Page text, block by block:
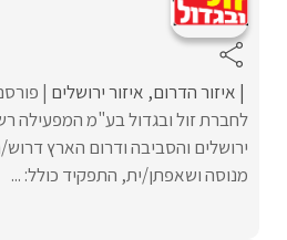
איזור הדרום איזור ירושלים
לחברת זול ובגדול בע"מ המפעילה
ירושלים והסביבה ודרום הארץ
מנוסה ושאפתן/ית, התפקיד כולל: ...